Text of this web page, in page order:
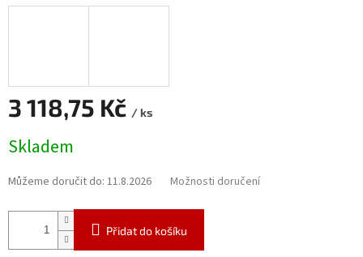
3 118,75 Kč / ks
cena:
Skladem
Můžeme doručit do: 11.8.2026 Možnosti doručení
Přidat do košíku